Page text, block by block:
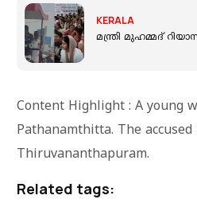
KERALA
മന്ത്രി മുഹമ്മദ്
Content Highlight : A young
Pathanamthitta. The
Thiruvananthapuram.
Related tags: